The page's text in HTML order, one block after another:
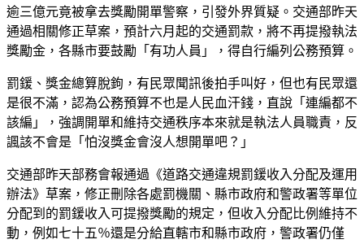
逾三億元竟被拿去獎勵開單警察，引發外界質疑。交通部昨天
通過相關修正草案，預計六月起的交通罰款，將不再提撥執法
獎勵金，各縣市要鼓勵「有功人員」，得自行編列公務預算。
罰鍰、獎金總算脫鉤，有民眾聞訊後拍手叫好，但也有民眾還
是很不滿，認為公務預算不也是人民血汗錢，直說「連編都不
該編」，強調開單和維持交通秩序本來就是執法人員職責，反
諷該不會是「怕沒獎金會沒人想開單吧？」
交通部昨天部務會報通過《道路交通違規罰鍰收入分配及運用
辦法》草案，修正刪除各處罰機關、縣市政府和警政署等單位
分配到的罰鍰收入可提撥獎勵的規定，但收入分配比例維持不
動，例如七十五％還是分給直轄市和縣市政府，警政署仍僅